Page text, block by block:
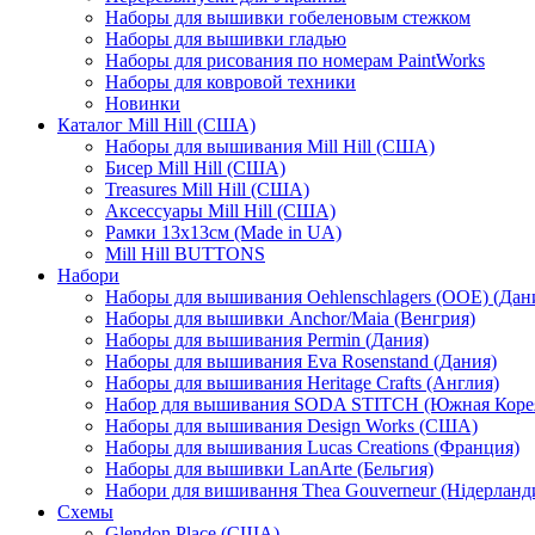
Наборы для вышивки гобеленовым стежком
Наборы для вышивки гладью
Наборы для рисования по номерам PaintWorks
Наборы для ковровой техники
Новинки
Каталог Mill Hill (США)
Наборы для вышивания Mill Hill (США)
Бисер Mill Hill (США)
Treasures Mill Hill (США)
Аксессуары Mill Hill (США)
Рамки 13х13см (Made in UA)
Mill Hill BUTTONS
Набори
Наборы для вышивания Oehlenschlagers (OOE)
Наборы для вышивки Anchor/Maia (Венгрия)
Наборы для вышивания Permin (Дания)
Наборы для вышивания Eva Rosenstand (Дания)
Наборы для вышивания Heritage Crafts (Англия)
Набор для вышивания SODA STITCH (Южная
Наборы для вышивания Design Works (США)
Наборы для вышивания Lucas Creations (Франция)
Наборы для вышивки LanArte (Бельгия)
Набори для вишивання Thea Gouverneur
Схемы